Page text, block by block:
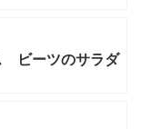
ビーツのサラダ